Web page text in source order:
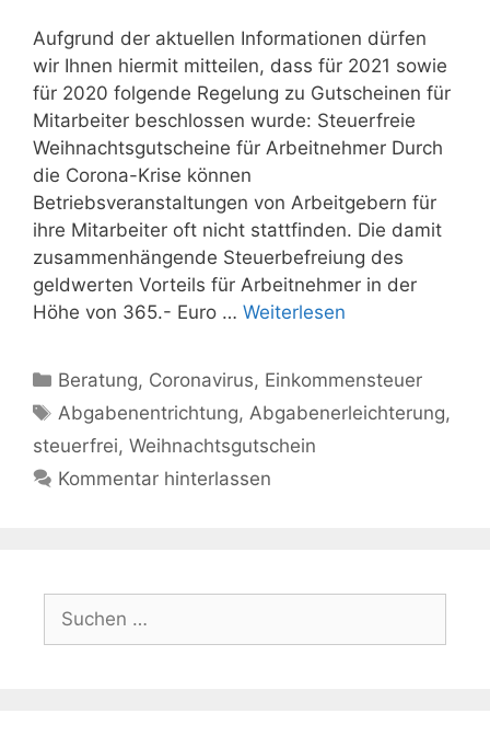
Aufgrund der aktuellen Informationen dürfen
wir Ihnen hiermit mitteilen, dass für 2021 sowie
für 2020 folgende Regelung zu Gutscheinen für
Mitarbeiter beschlossen wurde: Steuerfreie
Weihnachtsgutscheine für Arbeitnehmer Durch
die Corona-Krise können
Betriebsveranstaltungen von Arbeitgebern für
ihre Mitarbeiter oft nicht stattfinden. Die damit
zusammenhängende Steuerbefreiung des
geldwerten Vorteils für Arbeitnehmer in der
Höhe von 365.- Euro … Weiterlesen
Kategorien
Beratung, Coronavirus, Einkommensteuer
Schlagwörter
Abgabenentrichtung,Abgabenerleichterung,
steuerfrei, Weihnachtsgutschein
Kommentar hinterlassen
Suchen
nach: